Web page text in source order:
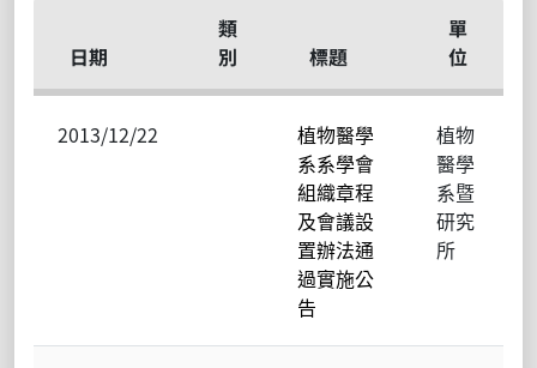
日期
類
別
標題
單
位
2013/12/22
植物醫學
系系學會
組織章程
及會議設
置辦法通
過實施公
告
植物
醫學
系暨
研究
所